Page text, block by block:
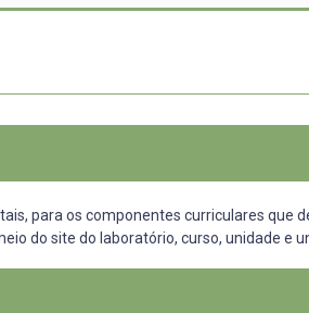
para os componentes curriculares que
do site do laboratório, curso, unidade e